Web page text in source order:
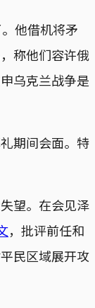
他借机将矛
称他们容许俄
乌克兰战争是
期间会面。特
望。在会见泽
，批评前任和
民区域展开攻